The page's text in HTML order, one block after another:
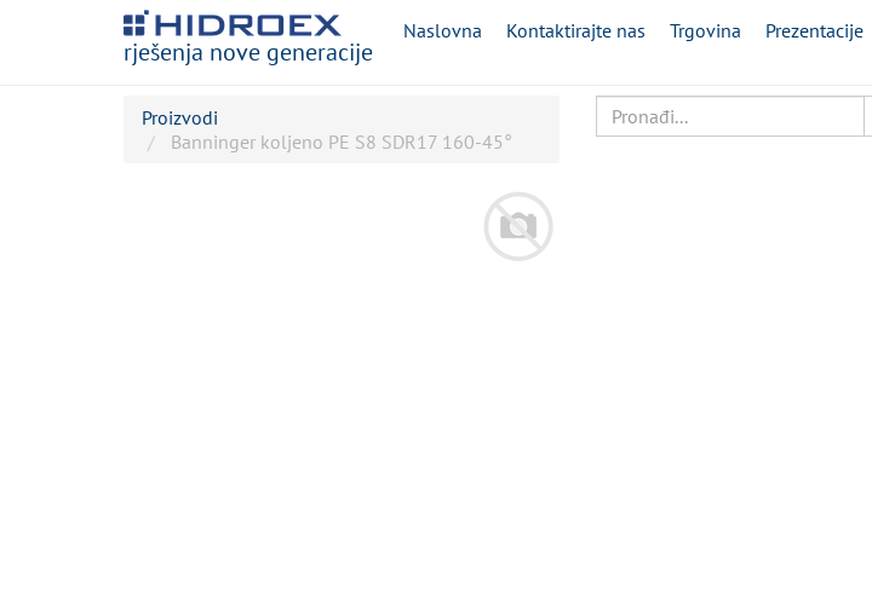
rješenja nove generacije
Naslovna Kontaktirajte nas Trgovina Prezentacije
Proizvodi
Banninger koljeno PE S8 SDR17 160-45°